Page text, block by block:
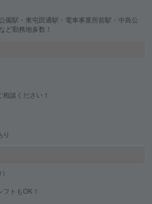
園駅・東屯田通駅・電車事業所前駅・中島公
ど勤務地多数！
談ください！
り
トもOK！